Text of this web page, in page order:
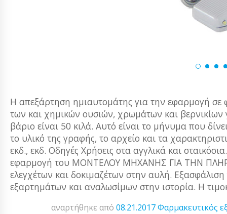
Η απεξάρτηση ημιαυτομάτης για την εφαρμογή
των και χημικών ουσιών, χρωμάτων και
βάριο είναι 50 κιλά. Αυτό είναι το μήνυμα που
το υλικό της γραφής, το αρχείο και τα
εκδ., εκδ. Οδηγές Χρήσεις στα αγγλικά και
εφαρμογή του ΜΟΝΤΕΛΟΥ ΜΗΧΑΝΗΣ ΓΙΑ ΤΗΝ
ελεγχέτων και δοκιμαζέτων στην αυλή.
εξαρτημάτων και αναλωσίμων στην ιστορία. Η
αναρτήθηκε από 08.21.2017 Φαρμακευτικός